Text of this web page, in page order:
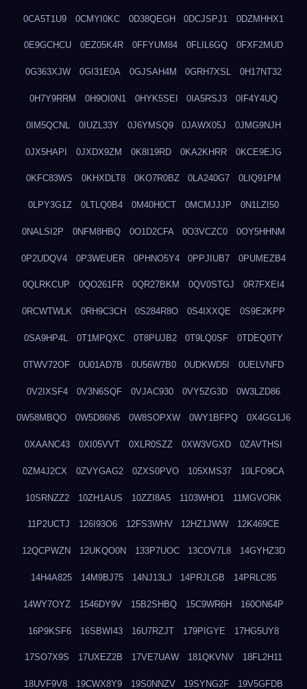
0CA5T1U9 0CMYI0KC 0D38QEGH 0DCJSPJ1 0DZMHHX1
0E9GCHCU 0EZ05K4R 0FFYUM84 0FLIL6GQ 0FXF2MUD
0G363XJW 0GI31E0A 0GJSAH4M 0GRH7XSL 0H17NT32
0H7Y9RRM 0H9OI0N1 0HYK5SEI 0IA5RSJ3 0IF4Y4UQ
0IM5QCNL 0IUZL33Y 0J6YMSQ9 0JAWX05J 0JMG9NJH
0JX5HAPI 0JXDX9ZM 0K8I19RD 0KA2KHRR 0KCE9EJG
0KFC83WS 0KHXDLT8 0KO7R0BZ 0LA240G7 0LIQ91PM
0LPY3G1Z 0LTLQ0B4 0M40H0CT 0MCMJJJP 0N1LZI50
0NALSI2P 0NFM8HBQ 0O1D2CFA 0O3VCZC0 0OY5HHNM
0P2UDQV4 0P3WEUER 0PHNO5Y4 0PPJIUB7 0PUMEZB4
0QLRKCUP 0QO261FR 0QR27BKM 0QV0STGJ 0R7FXEI4
0RCWTWLK 0RH9C3CH 0S284R8O 0S4IXXQE 0S9E2KPP
0SA9HP4L 0T1MPQXC 0T8PUJB2 0T9LQ0SF 0TDEQ0TY
0TWV72OF 0U01AD7B 0U56W7B0 0UDKWD5I 0UELVNFD
0V2IXSF4 0V3N6SQF 0VJAC930 0VY5ZG3D 0W3LZD86
0W58MBQO 0W5D86N5 0W8SOPXW 0WY1BFPQ 0X4GG1J6
0XAANC43 0XI05VVT 0XLR0SZZ 0XW3VGXD 0ZAVTHSI
0ZM4J2CX 0ZVYGAG2 0ZXS0PVO 105XMS37 10LFO9CA
10SRNZZ2 10ZH1AUS 10ZZI8A5 1103WHO1 11MGVORK
11P2UCTJ 126I93O6 12FS3WHV 12HZ1JWW 12K469CE
12QCPWZN 12UKQO0N 133P7UOC 13COV7L8 14GYHZ3D
14H4A825 14M9BJ75 14NJ13LJ 14PRJLGB 14PRLC85
14WY7OYZ 1546DY9V 15B2SHBQ 15C9WR6H 160ON64P
16P9KSF6 16SBWI43 16U7RZJT 179PIGYE 17HG5UY8
17SO7X9S 17UXEZ2B 17VE7UAW 181QKVNV 18FL2H11
18UVF9V8 19CWX8Y9 19S0NNZV 19SYNG2F 19V5GFDB